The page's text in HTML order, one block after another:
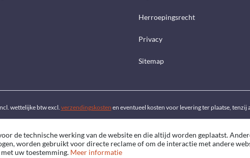
Herroepingsrecht
Privacy
Sitemap
wettelijke btw excl. verzendingskosten en eventueel kosten voor levering ter plaatse, tenzij
de technische werking van de website en die altijd worden geplaatst.
worden gebruikt voor directe reclame of om de interactie met andere
uw toestemming. Meer informatie